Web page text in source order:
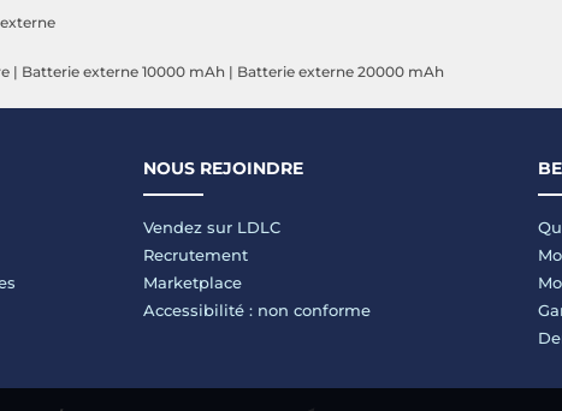
| Batterie externe 10000 mAh | Batterie externe 20000 mAh
NOUS REJOINDRE
Vendez sur LDLC
Recrutement
Marketplace
Accessibilité : non conforme